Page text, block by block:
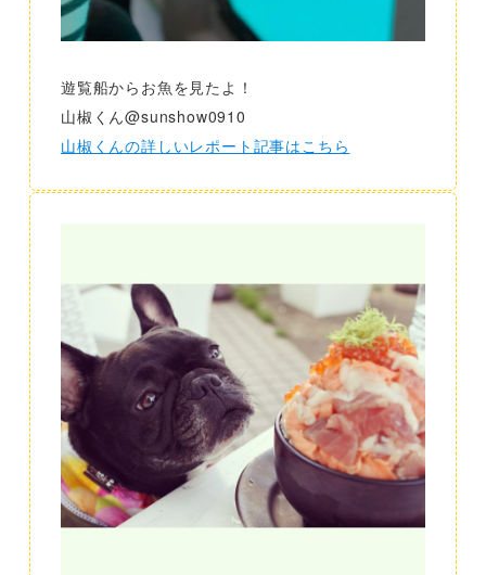
遊覧船からお魚を見たよ！
山椒くん@sunshow0910
山椒くんの詳しいレポート記事はこちら